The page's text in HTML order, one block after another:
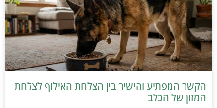
הקשר המפתיע והישיר בין הצלחת האילוף לצלחת
המזון של הכלב